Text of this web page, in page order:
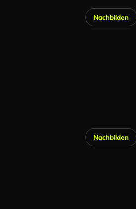
Nachbilden
Nachbilden